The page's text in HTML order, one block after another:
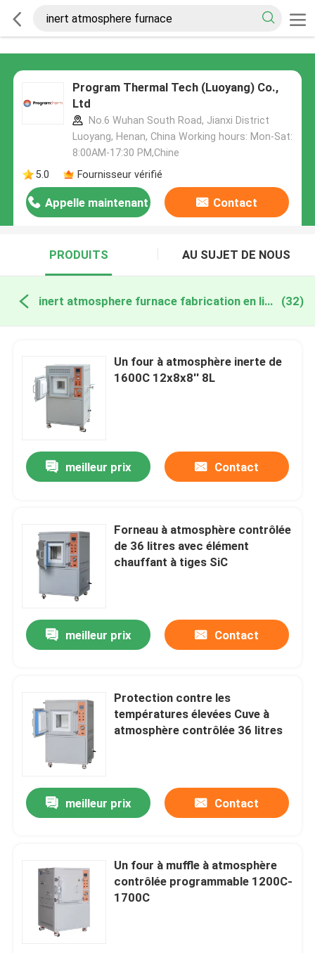
Program Thermal Tech (Luoyang) Co.,
Ltd
No.6 Wuhan South Road, Jianxi District
Luoyang, Henan, China Working hours: Mon-Sat:
8:00AM-17:30 PM,Chine
5.0
Fournisseur vérifié
Appelle maintenant Contact
PRODUITS AU SUJET DE NOUS
inert atmosphere furnace fabrication en ligne (32)
Un four à atmosphère inerte de
1600C 12x8x8′′ 8L
meilleur prix Contact
Forneau à atmosphère contrôlée
de 36 litres avec élément
chauffant à tiges SiC
meilleur prix Contact
Protection contre les
températures élevées Cuve à
atmosphère contrôlée 36 litres
meilleur prix Contact
Un four à muffle à atmosphère
contrôlée programmable 1200C-
1700C